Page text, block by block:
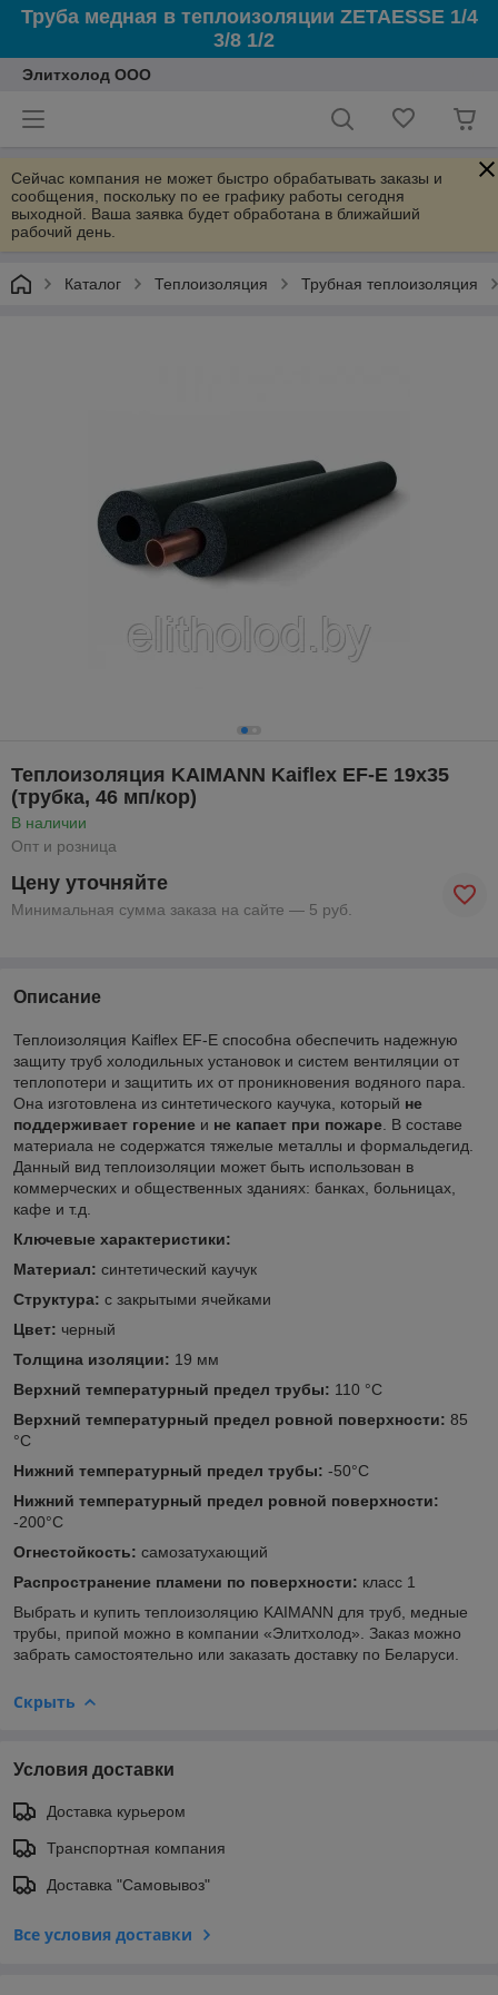
Труба медная в теплоизоляции ZETAESSE 1/4
3/8 1/2
Элитхолод ООО
Сейчас компания не может быстро обрабатывать заказы и
сообщения, поскольку по ее графику работы сегодня
выходной. Ваша заявка будет обработана в ближайший
рабочий день.
Каталог Теплоизоляция Трубная теплоизоляция
Теплоизоляция KAIMANN Kaiflex EF-E 19x35
(трубка, 46 мп/кор)
В наличии
Опт и розница
Цену уточняйте
Минимальная сумма заказа на сайте — 5 руб.
Описание
Теплоизоляция Kaiflex EF-E способна обеспечить надежную
защиту труб холодильных установок и систем вентиляции от
теплопотери и защитить их от проникновения водяного пара.
Она изготовлена из синтетического каучука, который не
поддерживает горение и не капает при пожаре . В составе
материала не содержатся тяжелые металлы и формальдегид.
Данный вид теплоизоляции может быть использован в
коммерческих и общественных зданиях: банках, больницах,
кафе и т.д.
Ключевые характеристики:
Материал: синтетический каучук
Структура: с закрытыми ячейками
Цвет: черный
Толщина изоляции: 19 мм
Верхний температурный предел трубы: 110 °C
Верхний температурный предел ровной поверхности: 85
°C
Нижний температурный предел трубы: -50°C
Нижний температурный предел ровной поверхности:
-200°C
Огнестойкость: самозатухающий
Распространение пламени по поверхности: класс 1
Выбрать и купить теплоизоляцию KAIMANN для труб, медные
трубы, припой можно в компании «Элитхолод». Заказ можно
забрать самостоятельно или заказать доставку по Беларуси.
Скрыть
Условия доставки
Доставка курьером
Транспортная компания
Доставка "Самовывоз"
Все условия доставки